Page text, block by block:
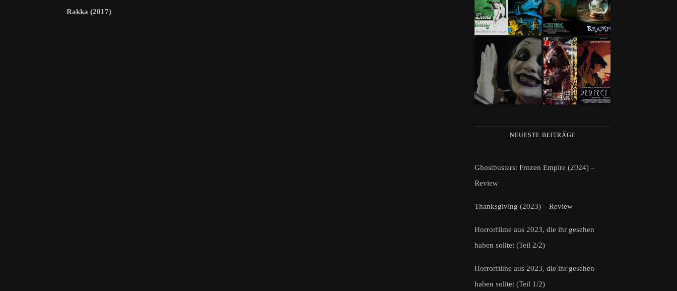
Rakka (2017)
NEUESTE BEITRÄGE
Ghostbusters: Frozen Empire (2024) –
Review
Thanksgiving (2023) – Review
Horrorfilme aus 2023, die ihr gesehen
haben solltet (Teil 2/2)
Horrorfilme aus 2023, die ihr gesehen
haben solltet (Teil 1/2)